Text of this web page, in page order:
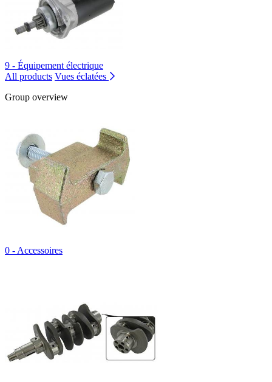
9 - Équipement électrique
All products Vues éclatées
Group overview
0 - Accessoires